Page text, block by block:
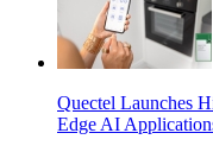
Quectel Launches
Edge AI